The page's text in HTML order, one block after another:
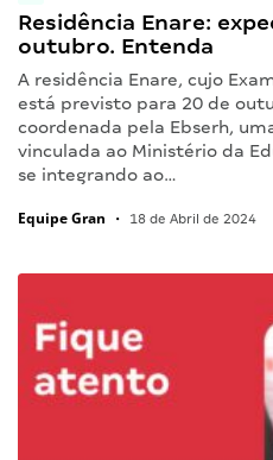
Residência Enare:
outubro. Entenda
A residência Enare, cujo
está previsto para 20 de
coordenada pela Ebserh,
vinculada ao Ministério da
se integrando ao…
Equipe Gran • 18 de Abril de 2024